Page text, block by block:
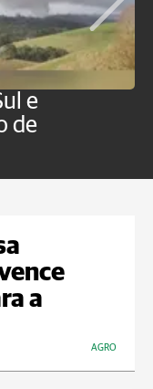
e
de
a
AGRO